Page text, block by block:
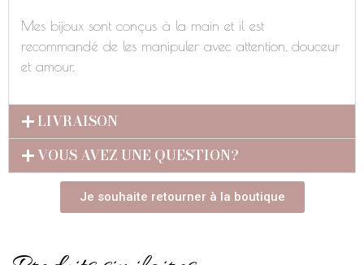
Mes bijoux sont conçus à la main et il est
recommandé de les manipuler avec attention, douceur
et amour.
LIVRAISON
VOUS AVEZ UNE QUESTION?
Je souhaite retourner à la boutique